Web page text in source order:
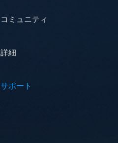
コミュニティ
詳細
サポート